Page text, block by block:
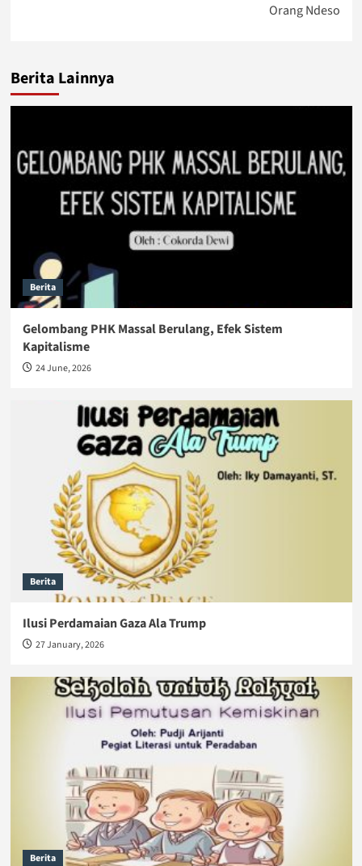
Orang Ndeso
Berita Lainnya
Berita
Gelombang PHK Massal Berulang, Efek Sistem
Kapitalisme
24 June, 2026
Berita
Ilusi Perdamaian Gaza Ala Trump
27 January, 2026
Berita